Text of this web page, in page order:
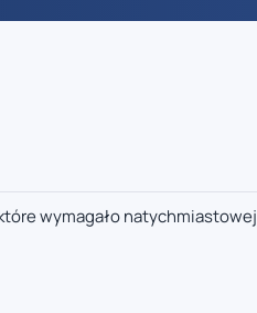
wymagało natychmiastowej